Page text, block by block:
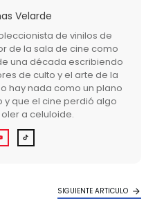
Velarde
de vinilos de
de la sala de cine como
una década escribiendo
de culto y el arte de la
hay nada como un plano
que el cine perdió algo
a celuloide.
SIGUIENTE ARTICULO